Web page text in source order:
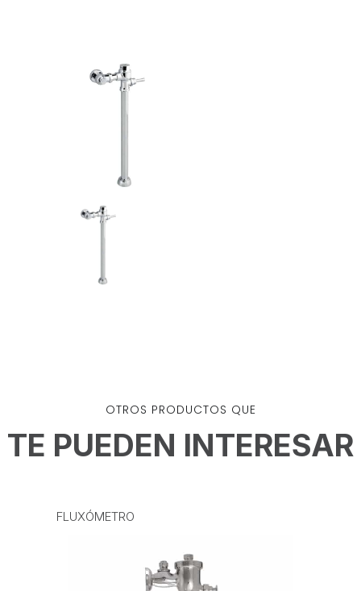
OTROS PRODUCTOS QUE
TE PUEDEN INTERESAR
FLUXÓMETRO